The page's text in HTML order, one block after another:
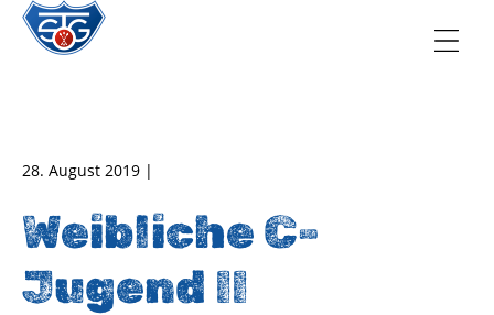
28. August 2019 |
Weibliche C-
Jugend II